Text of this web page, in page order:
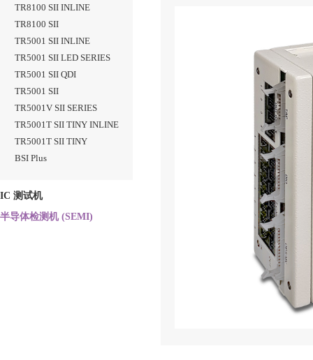
TR8100 SII INLINE
TR8100 SII
TR5001 SII INLINE
TR5001 SII LED SERIES
TR5001 SII QDI
TR5001 SII
TR5001V SII SERIES
TR5001T SII TINY INLINE
TR5001T SII TINY
BSI Plus
IC 测试机
半导体检测机 (SEMI)